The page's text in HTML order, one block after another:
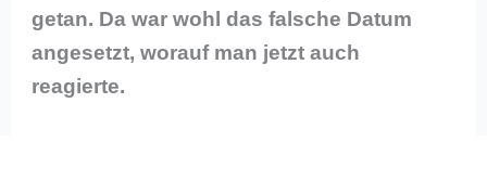
getan. Da war wohl das falsche Datum
angesetzt, worauf man jetzt auch
reagierte.